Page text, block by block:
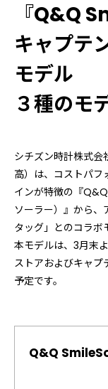
『Q&Q
キャプテ
モデル
３種のモ
シチズン時計株式会
高）は、コストパフ
インが特徴の『
ソーラー）』から
タッグ」とのコラボ
本モデルは、3月末
ストアおよびキャプ
予定です。
Q&Q